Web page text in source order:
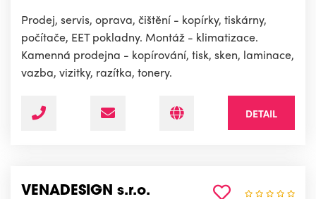
Prodej, servis, oprava, čištění - kopírky, tiskárny,
počítače, EET pokladny. Montáž - klimatizace.
Kamenná prodejna - kopírování, tisk, sken, laminace,
vazba, vizitky, razítka, tonery.
DETAIL
VENADESIGN s.r.o.